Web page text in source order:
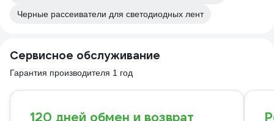
Черные рассеиватели для светодиодных лент
Сервисное обслуживание
Гарантия производителя 1 год
120 дней обмен и возврат